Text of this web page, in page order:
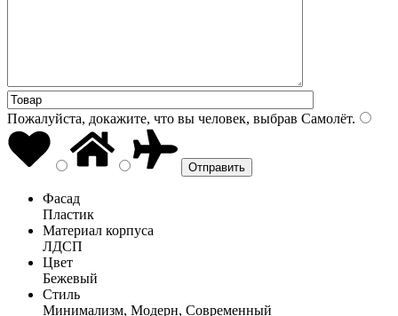
Пожалуйста, докажите, что вы человек, выбрав Самолёт.
Фасад
Пластик
Материал корпуса
ЛДСП
Цвет
Бежевый
Стиль
Минимализм, Модерн, Современный